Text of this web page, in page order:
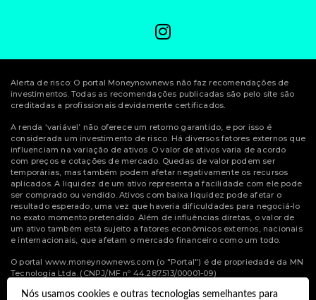
Nós usamos cookies e outras tecnologias semelhantes para
Alerta de risco: O portal Moneynownews não faz recomendações de
investimentos. Todas as recomendações publicadas são pelo site são
creditadas a profissionais devidamente certificados.
A renda ‘variável’ não oferece um retorno garantido, e por isso é
considerada um investimento de risco. Há diversos fatores externos que
influenciam na variação de ativos. O valor de ativos varia de acordo
com preços e cotações de mercado. Quedas de valor podem ser
temporárias, mas também podem afetar negativamente os recursos
aplicados. A liquidez de um ativo representa a facilidade com ele pode
ser comprado ou vendido. Ativos com baixa liquidez pode afetar o
resultado esperado, uma vez que haveria dificuldades para negociá-lo
no exato momento pretendido. Além de influências diretas, o valor de
um ativo também está sujeito a fatores econômicos externos, nacionais
e internacionais, que afetam o mercado financeiro como um todo.
O portal www.moneynownews.com (o "Portal") é de propriedade da MN
Tecnologia Ltda. (CNPJ/MF nº 44.287.513/00001-09)